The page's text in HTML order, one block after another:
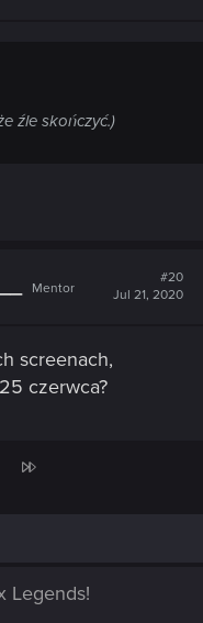
źle skończyć.)
Mentor
#20
Jul 21, 2020
screenach,
czerwca?
Last
Legends!